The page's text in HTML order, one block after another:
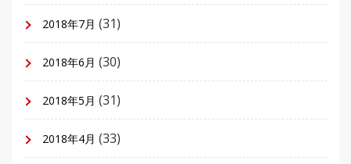
2018年7月 (31)
2018年6月 (30)
2018年5月 (31)
2018年4月 (33)